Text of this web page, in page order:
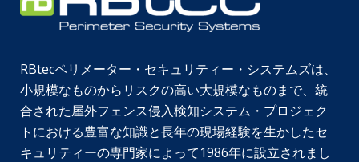
RBtecペリメーター・セキュリティー・システムズは、
小規模なものからリスクの高い大規模なものまで、統
合された屋外フェンス侵入検知システム・プロジェク
トにおける豊富な知識と長年の現場経験を生かしたセ
キュリティーの専門家によって1986年に設立されまし